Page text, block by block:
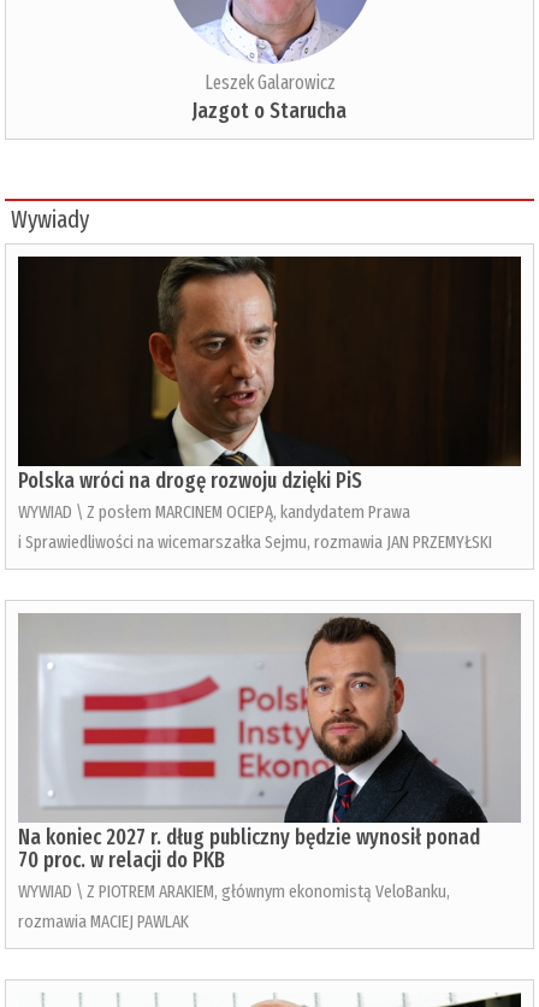
Leszek Galarowicz
Jazgot o Starucha
Wywiady
Polska wróci na drogę rozwoju dzięki PiS
WYWIAD \ Z posłem MARCINEM OCIEPĄ, kandydatem Prawa
i Sprawiedliwości na wicemarszałka Sejmu, rozmawia JAN PRZEMYŁSKI
Na koniec 2027 r. dług publiczny będzie wynosił ponad
70 proc. w relacji do PKB
WYWIAD \ Z PIOTREM ARAKIEM, głównym ekonomistą VeloBanku,
rozmawia MACIEJ PAWLAK